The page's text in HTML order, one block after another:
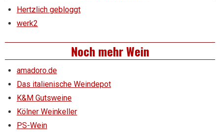
Hertzlich gebloggt
werk2
Noch mehr Wein
amadoro.de
Das italienische Weindepot
K&M Gutsweine
Kölner Weinkeller
PS-Wein